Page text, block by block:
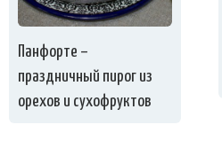
Панфорте –
праздничный пирог из
орехов и сухофруктов